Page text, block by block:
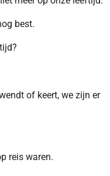
best.
of keert, we zijn er
reis waren.